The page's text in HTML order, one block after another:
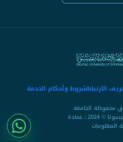
الارتباطشروط وأحكام الخدمة
محفوظة الجامعة
الإسلامية بمنيسوتا © 2024 | عمادة
المعلومات